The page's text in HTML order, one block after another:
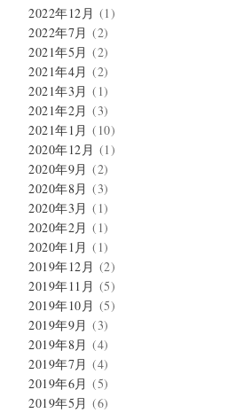
2022年12月 (1)
2022年7月 (2)
2021年5月 (2)
2021年4月 (2)
2021年3月 (1)
2021年2月 (3)
2021年1月 (10)
2020年12月 (1)
2020年9月 (2)
2020年8月 (3)
2020年3月 (1)
2020年2月 (1)
2020年1月 (1)
2019年12月 (2)
2019年11月 (5)
2019年10月 (5)
2019年9月 (3)
2019年8月 (4)
2019年7月 (4)
2019年6月 (5)
2019年5月 (6)